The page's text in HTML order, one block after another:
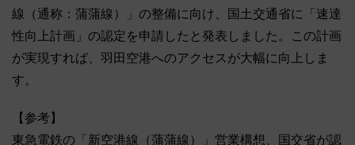
線（通称：蒲蒲線）」の整備に向け、国土交通省に「速達
性向上計画」の認定を申請したと発表しました。この計画
が実現すれば、羽田空港へのアクセスが大幅に向上しま
す。
【参考】
東急電鉄の「新空港線（蒲蒲線）」営業構想、国交省が認